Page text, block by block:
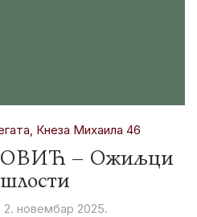
Кнеза Михаила 46
– Ожиљци
2. новембар 2025.